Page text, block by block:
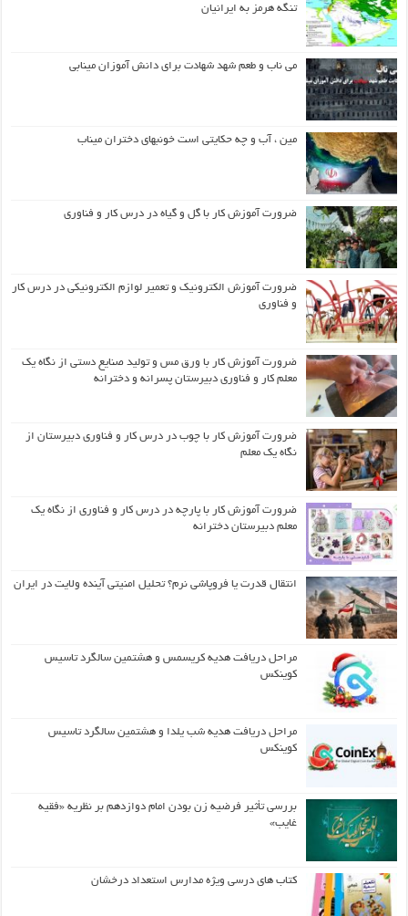
تنگه هرمز به ایرانیان
می ناب و طعم شهد شهادت برای دانش آموزان مینابی
مین ، آب و چه حکایتی است خونبهای دختران میناب
ضرورت آموزش کار با گل و گیاه در درس کار و فناوری
ضرورت آموزش الکترونیک و تعمیر لوازم الکترونیکی در درس کار
و فناوری
ضرورت آموزش کار با ورق مس و تولید صنایع دستی از نگاه یک
معلم کار و فناوری دبیرستان پسرانه و دخترانه
ضرورت آموزش کار با چوب در درس کار و فناوری دبیرستان از
نگاه یک معلم
ضرورت آموزش کار با پارچه در درس کار و فناوری از نگاه یک
معلم دبیرستان دخترانه
انتقال قدرت یا فروپاشی نرم؟ تحلیل امنیتی آینده ولایت در ایران
مراحل دریافت هدیه کریسمس و هشتمین سالگرد تاسیس
کوینکس
مراحل دریافت هدیه شب یلدا و هشتمین سالگرد تاسیس
کوینکس
بررسی تأثیر فرضیه زن بودن امام دوازدهم بر نظریه «فقیه
غایب»
کتاب های درسی ویژه مدارس استعداد درخشان